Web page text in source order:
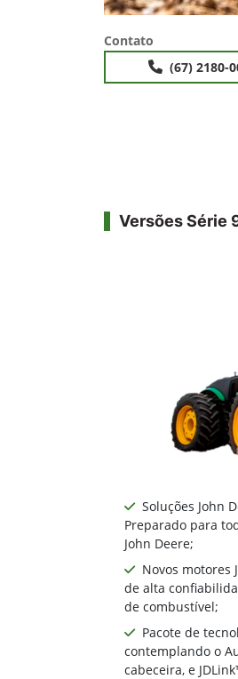
Contato
(67) 2180-
Versões Série
Soluções John
Preparado para
John Deere;
Novos motores
de alta
de combustível;
Pacote de
contemplando o
cabeceira, e